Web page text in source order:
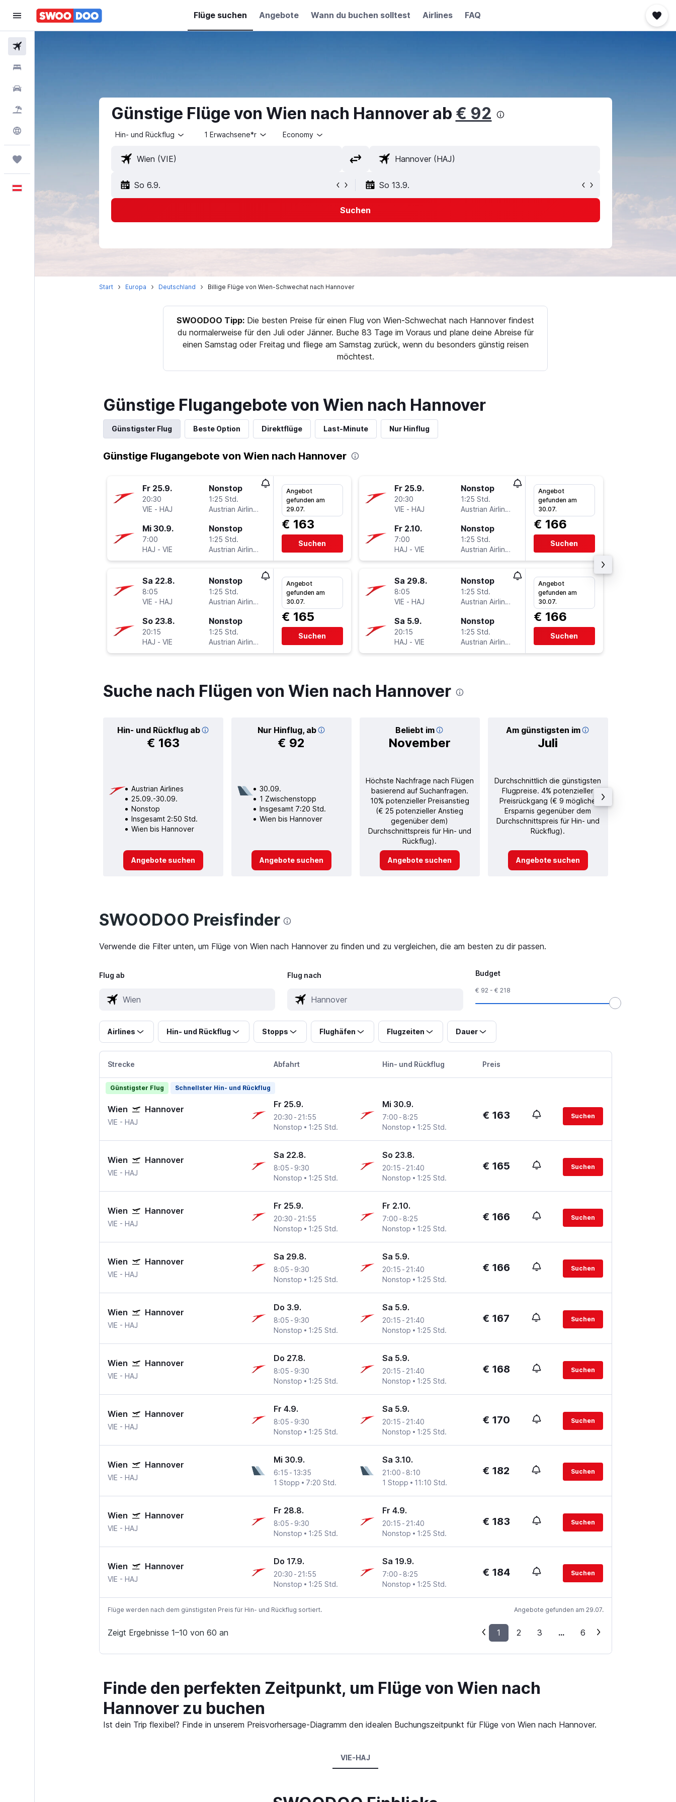
Flüge suchen Angebote Wann du buchen solltest Airlines FAQ
Günstige Flüge von Wien nach Hannover ab € 92
Hin- und Rückflug 1 Erwachsene*r Economy
So 6.9. So 13.9.
Suchen
Start Europa Deutschland Billige Flüge von Wien-Schwechat nach Hannover
SWOODOO Tipp: Die besten Preise für einen Flug von Wien-Schwechat nach Hannover findest
du normalerweise für den Juli oder Jänner. Buche 83 Tage im Voraus und plane deine Abreise für
einen Samstag oder Freitag und fliege am Samstag zurück, wenn du besonders günstig reisen
möchtest.
Günstige Flugangebote von Wien nach Hannover
Günstigster Flug Beste Option Direktflüge Last-Minute Nur Hinflug
Günstige Flugangebote von Wien nach Hannover
Fr 25.9.
20:30
VIE - HAJ
Nonstop
1:25 Std.
Austrian Airlines
Mi 30.9.
7:00
HAJ - VIE
Nonstop
1:25 Std.
Austrian Airlines
Angebot
gefunden am
29.07.
€ 163
Suchen
Sa 22.8.
8:05
VIE - HAJ
Nonstop
1:25 Std.
Austrian Airlines
So 23.8.
20:15
HAJ - VIE
Nonstop
1:25 Std.
Austrian Airlines
Angebot
gefunden am
30.07.
€ 165
Suchen
Fr 25.9.
20:30
VIE - HAJ
Nonstop
1:25 Std.
Austrian Airlines
Fr 2.10.
7:00
HAJ - VIE
Nonstop
1:25 Std.
Austrian Airlines
Angebot
gefunden am
30.07.
€ 166
Suchen
Sa 29.8.
8:05
VIE - HAJ
Nonstop
1:25 Std.
Austrian Airlines
Sa 5.9.
20:15
HAJ - VIE
Nonstop
1:25 Std.
Austrian Airlines
Angebot
gefunden am
30.07.
€ 166
Suchen
Suche nach Flügen von Wien nach Hannover
Hin- und Rückflug ab
€ 163
Nur Hinflug, ab
€ 92
Beliebt im
November
Am günstigsten im
Juli
Austrian Airlines
25.09.-30.09.
Nonstop
Insgesamt 2:50 Std.
Wien bis Hannover
Angebote suchen
30.09.
1 Zwischenstopp
Insgesamt 7:20 Std.
Wien bis Hannover
Angebote suchen
Höchste Nachfrage nach Flügen
basierend auf Suchanfragen.
10% potenzieller Preisanstieg
(€ 25 potenzieller Anstieg
gegenüber dem)
Durchschnittspreis für Hin- und
Rückflug).
Angebote suchen
Durchschnittlich die günstigsten
Flugpreise. 4% potenzieller
Preisrückgang (€ 9 mögliche
Ersparnis gegenüber dem
Durchschnittspreis für Hin- und
Rückflug).
Angebote suchen
SWOODOO Preisfinder
Verwende die Filter unten, um Flüge von Wien nach Hannover zu finden und zu vergleichen, die am besten zu dir passen.
Flug ab Flug nach Budget
€ 92 - € 218
Airlines Hin- und Rückflug Stopps Flughäfen Flugzeiten Dauer
Strecke Abfahrt Hin- und Rückflug Preis
Günstigster Flug Schnellster Hin- und Rückflug
Wien Hannover
VIE - HAJ
Fr 25.9.
20:30 - 21:55
Nonstop
1:25 Std.
Mi 30.9.
7:00 - 8:25
Nonstop
1:25 Std.
€ 163 Suchen
Wien Hannover
VIE - HAJ
Sa 22.8.
8:05 - 9:30
Nonstop
1:25 Std.
So 23.8.
20:15 - 21:40
Nonstop
1:25 Std.
€ 165 Suchen
Wien Hannover
VIE - HAJ
Fr 25.9.
20:30 - 21:55
Nonstop
1:25 Std.
Fr 2.10.
7:00 - 8:25
Nonstop
1:25 Std.
€ 166 Suchen
Wien Hannover
VIE - HAJ
Sa 29.8.
8:05 - 9:30
Nonstop
1:25 Std.
Sa 5.9.
20:15 - 21:40
Nonstop
1:25 Std.
€ 166 Suchen
Wien Hannover
VIE - HAJ
Do 3.9.
8:05 - 9:30
Nonstop
1:25 Std.
Sa 5.9.
20:15 - 21:40
Nonstop
1:25 Std.
€ 167 Suchen
Wien Hannover
VIE - HAJ
Do 27.8.
8:05 - 9:30
Nonstop
1:25 Std.
Sa 5.9.
20:15 - 21:40
Nonstop
1:25 Std.
€ 168 Suchen
Wien Hannover
VIE - HAJ
Fr 4.9.
8:05 - 9:30
Nonstop
1:25 Std.
Sa 5.9.
20:15 - 21:40
Nonstop
1:25 Std.
€ 170 Suchen
Wien Hannover
VIE - HAJ
Mi 30.9.
6:15 - 13:35
1 Stopp
7:20 Std.
Sa 3.10.
21:00 - 8:10
1 Stopp
11:10 Std.
€ 182 Suchen
Wien Hannover
VIE - HAJ
Fr 28.8.
8:05 - 9:30
Nonstop
1:25 Std.
Fr 4.9.
20:15 - 21:40
Nonstop
1:25 Std.
€ 183 Suchen
Wien Hannover
VIE - HAJ
Do 17.9.
20:30 - 21:55
Nonstop
1:25 Std.
Sa 19.9.
7:00 - 8:25
Nonstop
1:25 Std.
€ 184 Suchen
Flüge werden nach dem günstigsten Preis für Hin- und Rückflug sortiert. Angebote gefunden am 29.07.
Zeigt Ergebnisse 1–10 von 60 an 1 2 3 ... 6
Finde den perfekten Zeitpunkt, um Flüge von Wien nach
Hannover zu buchen
Ist dein Trip flexibel? Finde in unserem Preisvorhersage-Diagramm den idealen Buchungszeitpunkt für Flüge von Wien nach Hannover.
VIE-HAJ